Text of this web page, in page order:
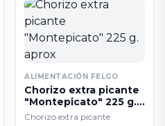
ALIMENTACIÓN FELGO
Chorizo extra picante
"Montepicato" 225 g.
aprox
Chorizo extra picante